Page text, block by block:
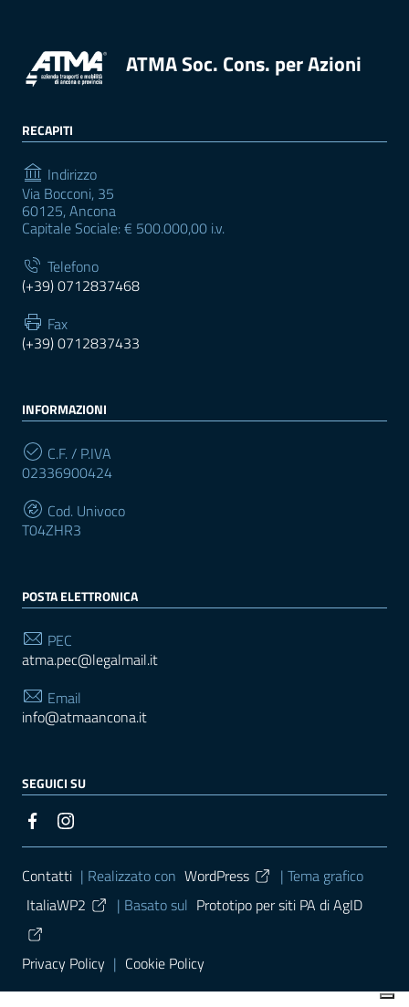
ATMA Soc. Cons. per Azioni
RECAPITI
Indirizzo
Via Bocconi, 35
60125, Ancona
Capitale Sociale: € 500.000,00 i.v.
Telefono
(+39) 0712837468
Fax
(+39) 0712837433
INFORMAZIONI
C.F. / P.IVA
02336900424
Cod. Univoco
T04ZHR3
POSTA ELETTRONICA
PEC
atma.pec@legalmail.it
Email
info@atmaancona.it
SEGUICI SU
Sezione Link Utili
Contatti | Realizzato con WordPress | Tema grafico
ItaliaWP2
| Basato sul Prototipo per siti PA di AgID
Privacy Policy | Cookie Policy